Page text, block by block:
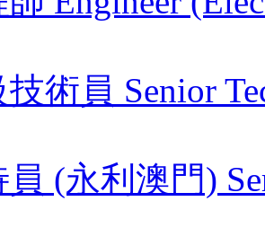
術員 Senior
(永利澳門)